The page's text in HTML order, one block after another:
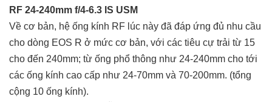
RF 24-240mm f/4-6.3 IS USM
Về cơ bản, hệ ống kính RF lúc này đã đáp ứng đủ nhu cầu
cho dòng EOS R ở mức cơ bản, với các tiêu cự trải từ 15
cho đến 240mm; từ ống phổ thông như 24-240mm cho tới
các ống kính cao cấp như 24-70mm và 70-200mm. (tổng
cộng 10 ống kính).